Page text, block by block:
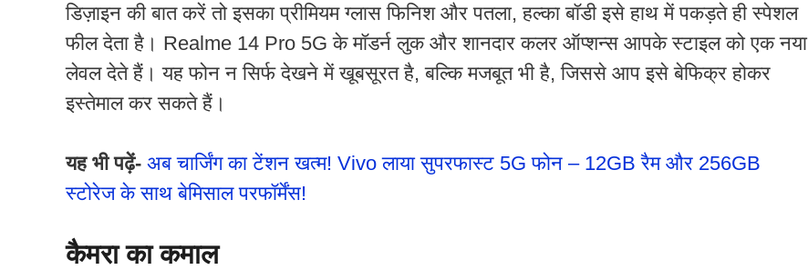
डिज़ाइन की बात करें तो इसका प्रीमियम ग्लास फिनिश और पतला, हल्का बॉडी इसे हाथ में पकड़ते ही स्पेशल
फील देता है। Realme 14 Pro 5G के मॉडर्न लुक और शानदार कलर ऑप्शन्स आपके स्टाइल को एक नया
लेवल देते हैं। यह फोन न सिर्फ देखने में खूबसूरत है, बल्कि मजबूत भी है, जिससे आप इसे बेफिक्र होकर
इस्तेमाल कर सकते हैं।
यह भी पढ़ें- अब चार्जिंग का टेंशन खत्म! Vivo लाया सुपरफास्ट 5G फोन – 12GB रैम और 256GB
स्टोरेज के साथ बेमिसाल परफॉर्मेंस!
कैमराका कमाल